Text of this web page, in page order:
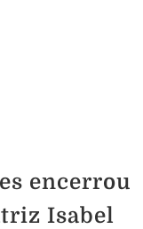
encerrou
Isabel